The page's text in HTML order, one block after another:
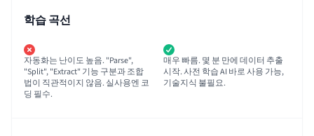
학습 곡선
자동화는 난이도 높음. "Parse",
"Split", "Extract" 기능 구분과 조합
법이 직관적이지 않음. 실사용엔 코
딩 필수.
매우 빠름. 몇 분 만에 데이터 추출
시작. 사전 학습 AI 바로 사용 가능,
기술지식 불필요.